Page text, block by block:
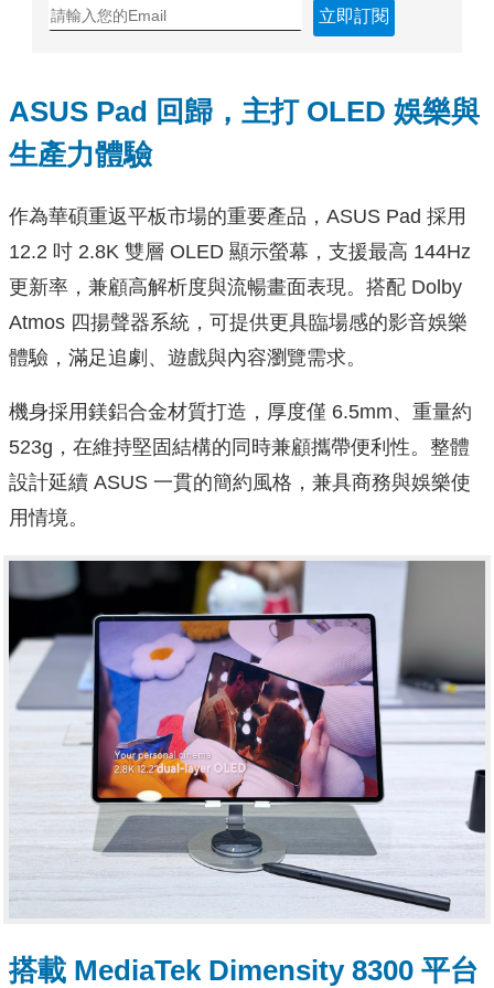
立即訂閱
ASUS Pad 回歸，主打 OLED 娛樂與
生產力體驗
作為華碩重返平板市場的重要產品，ASUS Pad 採用
12.2 吋 2.8K 雙層 OLED 顯示螢幕，支援最高 144Hz
更新率，兼顧高解析度與流暢畫面表現。搭配 Dolby
Atmos 四揚聲器系統，可提供更具臨場感的影音娛樂
體驗，滿足追劇、遊戲與內容瀏覽需求。
機身採用鎂鋁合金材質打造，厚度僅 6.5mm、重量約
523g，在維持堅固結構的同時兼顧攜帶便利性。整體
設計延續 ASUS 一貫的簡約風格，兼具商務與娛樂使
用情境。
搭載 MediaTek Dimensity 8300 平台